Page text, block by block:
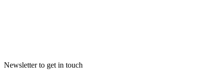
Newsletter to get in touch